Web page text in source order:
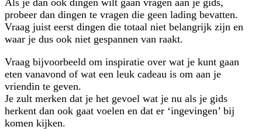
Als je dan ook dingen wilt gaan vragen aan je gids,
probeer dan dingen te vragen die geen lading bevatten.
Vraag juist eerst dingen die totaal niet belangrijk zijn en
waar je dus ook niet gespannen van raakt.
Vraag bijvoorbeeld om inspiratie over wat je kunt gaan
eten vanavond of wat een leuk cadeau is om aan je
vriendin te geven.
Je zult merken dat je het gevoel wat je nu als je gids
herkent dan ook gaat voelen en dat er ‘ingevingen’ bij
komen kijken.